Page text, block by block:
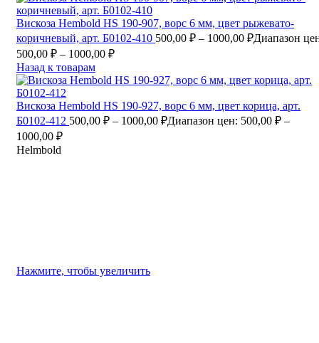
Вискоза Hembold HS 190-907, ворс 6 мм, цвет рыжевато-
коричневый, арт. Б0102-410 500,00 ₽ – 1000,00 ₽Диапазон
500,00 ₽ – 1000,00 ₽
Назад к товарам
Вискоза Hembold HS 190-927, ворс 6 мм, цвет корица, арт.
Б0102-412 500,00 ₽ – 1000,00 ₽Диапазон цен: 500,00 ₽ –
1000,00 ₽
Helmbold
Нажмите, чтобы увеличить